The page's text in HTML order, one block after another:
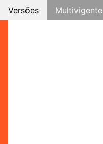
Versões Multivigente